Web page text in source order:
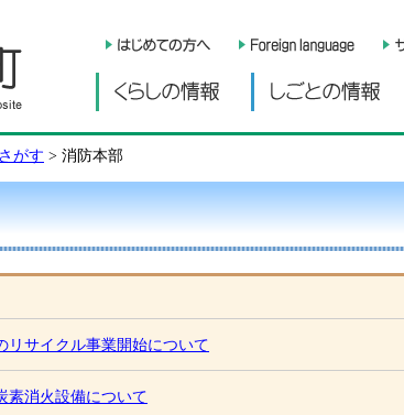
くらしの情報
がす > 消防本部
リサイクル事業開始について
素消火設備について